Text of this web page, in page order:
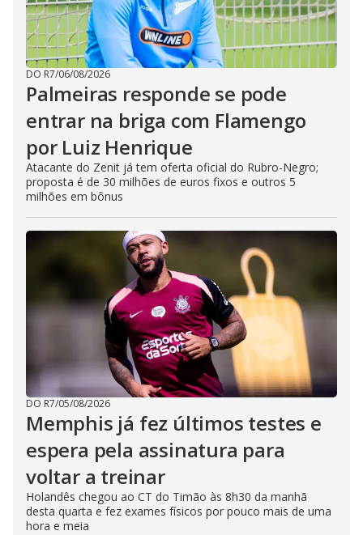
DO R7/06/08/2026
Palmeiras responde se pode
entrar na briga com Flamengo
por Luiz Henrique
Atacante do Zenit já tem oferta oficial do Rubro-Negro;
proposta é de 30 milhões de euros fixos e outros 5
milhões em bônus
DO R7/05/08/2026
Memphis já fez últimos testes e
espera pela assinatura para
voltar a treinar
Holandês chegou ao CT do Timão às 8h30 da manhã
desta quarta e fez exames físicos por pouco mais de uma
hora e meia